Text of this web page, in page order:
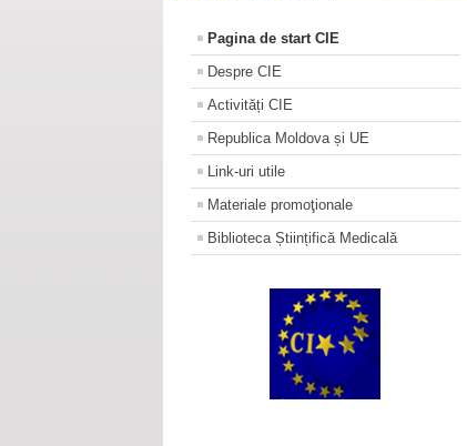
Pagina de start CIE
Despre CIE
Activități CIE
Republica Moldova și UE
Link-uri utile
Materiale promoţionale
Biblioteca Științifică Medicală